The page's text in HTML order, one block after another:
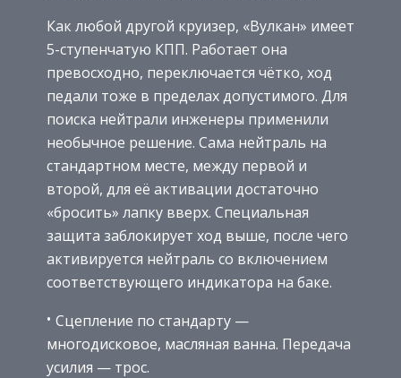
Как любой другой круизер, «Вулкан» имеет
5-ступенчатую КПП. Работает она
превосходно, переключается чётко, ход
педали тоже в пределах допустимого. Для
поиска нейтрали инженеры применили
необычное решение. Сама нейтраль на
стандартном месте, между первой и
второй, для её активации достаточно
«бросить» лапку вверх. Специальная
защита заблокирует ход выше, после чего
активируется нейтраль со включением
соответствующего индикатора на баке.
Сцепление по стандарту —
многодисковое, масляная ванна. Передача
усилия — трос.